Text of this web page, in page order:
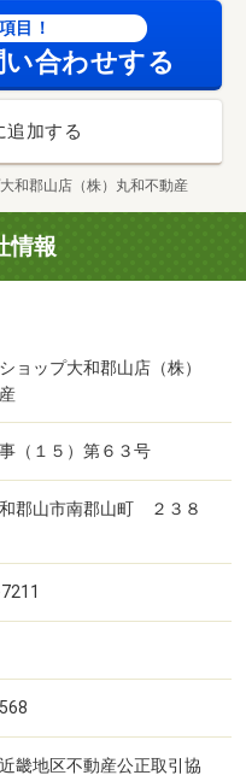
目！
合わせする
追加する
和郡山店（株）丸和不動産
情報
ョップ大和郡山店（株）
（１５）第６３号
郡山市南郡山町 ２３８
近畿地区不動産公正取引協